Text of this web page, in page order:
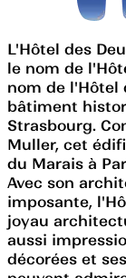
L'Hôtel des
le nom de
nom de l'Hôtel
bâtiment
Strasbourg.
Muller, cet
du Marais à
Avec son
imposante,
joyau
aussi
décorées et